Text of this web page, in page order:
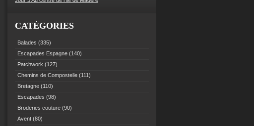
CATÉGORIES
Balades (335)
Escapades Espagne (140)
Patchwork (127)
Chemins de Compostelle (111)
Bretagne (110)
Escapades (98)
Broderies couture (90)
Avent (80)